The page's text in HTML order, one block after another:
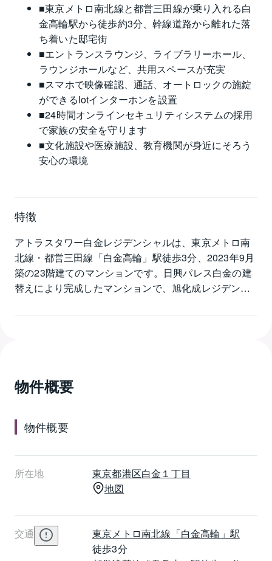
■東京メトロ南北線と都営三田線が乗り入れる白
金高輪駅から徒歩約3分、幹線道路から離れた落
ち着いた邸宅街
■エントランスラウンジ、ライブラリーホール、
ラウンジホールなど、共用スペースが充実
■スマホで映像確認、通話、オートロックの施錠
ができるlotインターホンを設置
■24時間オンラインセキュリティシステムの採用
で家族の安全を守ります
■文化施設や医療施設、教育機関が身近にそろう
安心の環境
特徴
アトラスタワー白金レジデンシャルは、東京メトロ南
北線・都営三田線「白金高輪」駅徒歩3分、2023年9月
築の23階建てのマンションです。日興パレス白金の建
替えにより完成したマンションで、旭化成レジデンス
白金レジデンシャルは総戸数は94戸、免震構造を採用
は1階にラウンジ、2階には敷地内の桜を眺めることの
できるライブラリーホールがあります。
物件概要
物件概要
所在地 東京都港区白金１丁目
地図
交通 東京メトロ南北線 「白金高輪」駅
徒歩3分